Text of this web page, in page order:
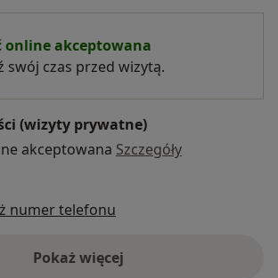
online akceptowana
swój czas przed wizytą.
(wizyty prywatne)
akceptowana Szczegóły
numer telefonu
Pokaż więcej
o adresie